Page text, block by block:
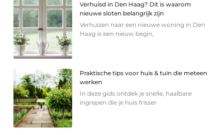
Verhuisd in Den Haag? Dit is waarom
nieuwe sloten belangrijk zijn
Verhuizen naar een nieuwe woning in Den
Haag is een nieuw begin,
Praktische tips voor huis & tuin die meteen
werken
In deze gids ontdek je snelle, haalbare
ingrepen die je huis frisser